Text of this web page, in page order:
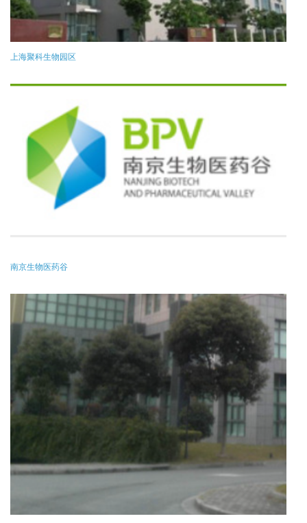
上海聚科生物园区
南京生物医药谷